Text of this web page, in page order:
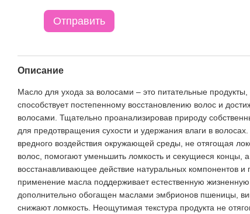
Отправить
Описание
Масло для ухода за волосами – это питательные
способствует постепенному восстановлению волос и
волосами. Тщательно проанализировав природу
для предотвращения сухости и удержания влаги в
вредного воздействия окружающей среды, не отягощая
волос, помогают уменьшить ломкость и секущиеся концы,
восстанавливающее действие натуральных компонентов
применение масла поддерживает естественную
дополнительно обогащен маслами эмбрионов пшеницы,
снижают ломкость. Неощутимая текстура продукта не